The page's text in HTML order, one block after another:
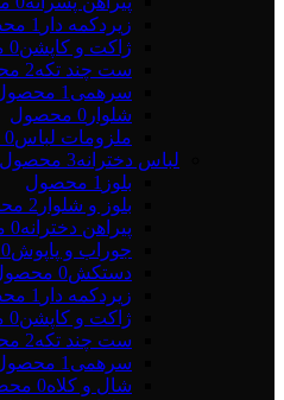
زیردکمه دار 1 محصول
ژاکت و کاپشن0 محصول
ست چند تکه2 محصول
سرهمی 1 محصول
شلوار 0 محصول
ملزومات لباس0 محصول
لباس دخترانه3 محصول
بلوز 1 محصول
بلوز و شلوار 2 محصول
پیراهن دخترانه0 محصول
جوراب و پاپوش0 محصول
دستکش0 محصول
زیردکمه دار 1 محصول
ژاکت و کاپشن0 محصول
ست چند تکه2 محصول
سرهمی 1 محصول
شال و کلاه0 محصول